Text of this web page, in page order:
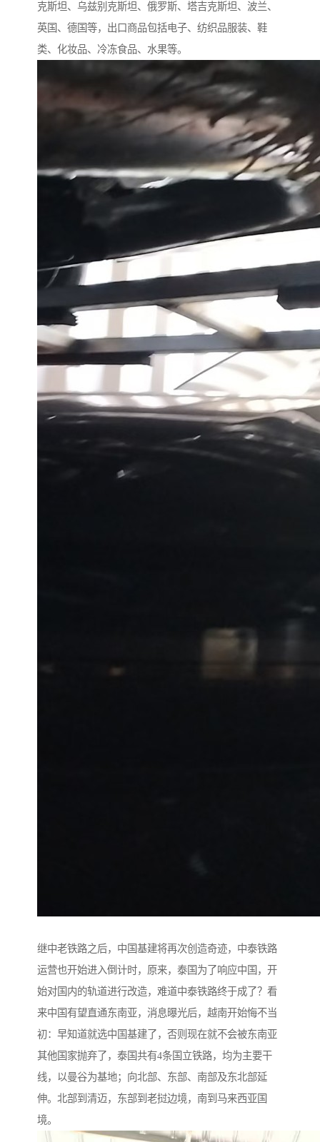
克斯坦、乌兹别克斯坦、俄罗斯、塔吉克斯坦、波兰、
英国、德国等，出口商品包括电子、纺织品服装、鞋
类、化妆品、冷冻食品、水果等。
继中老铁路之后，中国基建将再次创造奇迹，中泰铁路
运营也开始进入倒计时，原来，泰国为了响应中国，开
始对国内的轨道进行改造，难道中泰铁路终于成了？看
来中国有望直通东南亚，消息曝光后，越南开始悔不当
初：早知道就选中国基建了，否则现在就不会被东南亚
其他国家抛弃了，泰国共有4条国立铁路，均为主要干
线，以曼谷为基地；向北部、东部、南部及东北部延
伸。北部到清迈，东部到老挝边境，南到马来西亚国
境。